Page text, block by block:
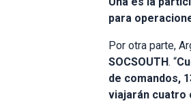
para
Por otra parte,
SOCSOUTH. “
de comandos,
viajarán cuatro